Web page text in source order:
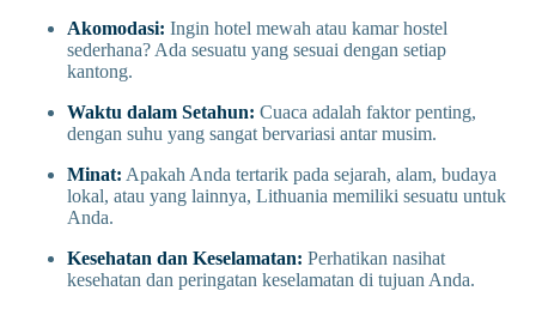
Akomodasi: Ingin hotel mewah atau kamar hostel
sederhana? Ada sesuatu yang sesuai dengan setiap
kantong.
Waktu dalam Setahun: Cuaca adalah faktor penting,
dengan suhu yang sangat bervariasi antar musim.
Minat: Apakah Anda tertarik pada sejarah, alam, budaya
lokal, atau yang lainnya, Lithuania memiliki sesuatu untuk
Anda.
Kesehatan dan Keselamatan: Perhatikan nasihat
kesehatan dan peringatan keselamatan di tujuan Anda.